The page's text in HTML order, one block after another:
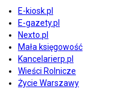
E-kiosk.pl
E-gazety.pl
Nexto.pl
Mała księgowość
Kancelarierp.pl
Wieści Rolnicze
Życie Warszawy